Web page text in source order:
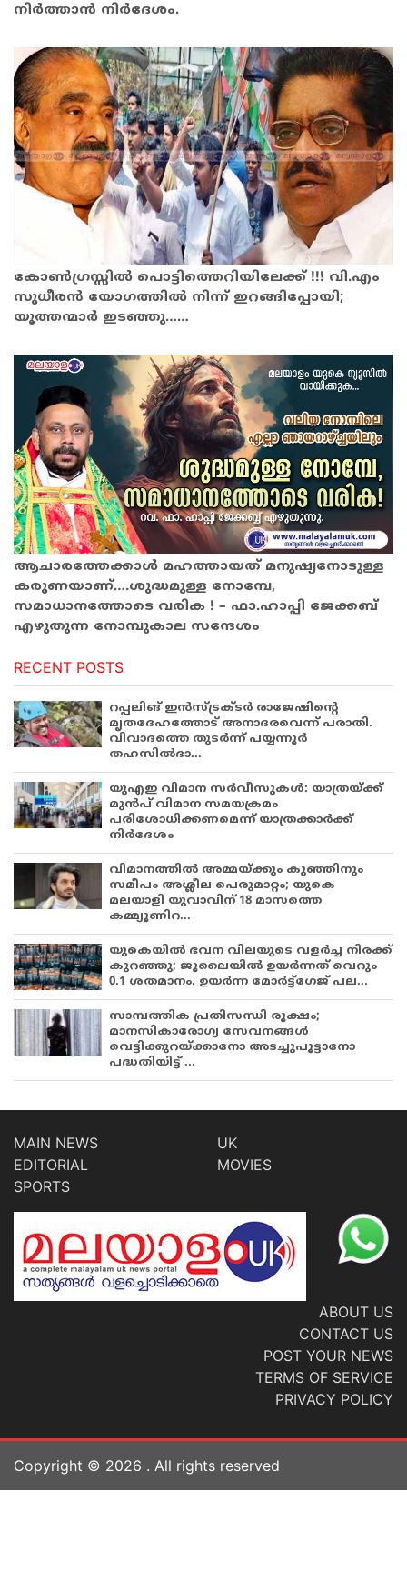
നിര്‍ത്താന്‍ നിര്‍ദേശം.
കോൺഗ്രസ്സിൽ പൊട്ടിത്തെറിയിലേക്ക് !!! വി.എം
സുധീരൻ യോഗത്തിൽ നിന്ന് ഇറങ്ങിപ്പോയി;
യൂത്തന്മാർ ഇടഞ്ഞു……
ആചാരത്തേക്കാൾ മഹത്തായത് മനുഷ്യനോടുള്ള
കരുണയാണ്….ശുദ്ധമുള്ള നോമ്പേ,
സമാധാനത്തോടെ വരിക ! – ഫാ.ഹാപ്പി ജേക്കബ്
എഴുതുന്ന നോമ്പുകാല സന്ദേശം
RECENT POSTS
റപ്പലിങ് ഇൻസ്ട്രക്ടർ രാജേഷിന്റെ
മൃതദേഹത്തോട് അനാദരവെന്ന് പരാതി.
വിവാദത്തെ തുടർന്ന് പയ്യന്നൂർ
തഹസിൽദാ...
യുഎഇ വിമാന സർവീസുകൾ: യാത്രയ്ക്ക്
മുൻപ് വിമാന സമയക്രമം
പരിശോധിക്കണമെന്ന് യാത്രക്കാർക്ക്
നിർദേശം
വിമാനത്തിൽ അമ്മയ്ക്കും കുഞ്ഞിനും
സമീപം അശ്ലീല പെരുമാറ്റം; യുകെ
മലയാളി യുവാവിന് 18 മാസത്തെ
കമ്മ്യൂണിറ...
യുകെയിൽ ഭവന വിലയുടെ വളർച്ച നിരക്ക്
കുറഞ്ഞു; ജൂലൈയിൽ ഉയർന്നത് വെറും
0.1 ശതമാനം. ഉയർന്ന മോർട്ട്ഗേജ് പല...
സാമ്പത്തിക പ്രതിസന്ധി രൂക്ഷം;
മാനസികാരോഗ്യ സേവനങ്ങൾ
വെട്ടിക്കുറയ്ക്കാനോ അടച്ചുപൂട്ടാനോ
പദ്ധതിയിട്ട് ...
MAIN NEWS
EDITORIAL
SPORTS
UK
MOVIES
ABOUT US
CONTACT US
POST YOUR NEWS
TERMS OF SERVICE
PRIVACY POLICY
Copyright © 2026 . All rights reserved